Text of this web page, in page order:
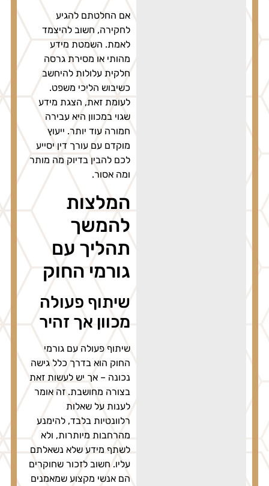
אם החלטתם להגיע
לחקירה, חשוב להיצמד
לאמת. השמטת מידע
מהותי או מסירת גרסה
חלקית עלולות להיחשב
כשיבוש הליכי משפט.
לעומת זאת, הצגת מידע
שגוי במכוון היא עבירה
חמורה עוד יותר. ייעוץ
מוקדם עם עורך דין יסייע
לכם להבין בדיוק מה מותר
ומה אסור.
המלצות
להמשך
תהליך עם
גורמי החוק
שיתוף פעולה
מכוון אך זהיר
שיתוף פעולה עם גורמי
החוק הוא בדרך כלל גישה
נכונה – אך יש לעשות זאת
בצורה מחושבת. זה אומר
לענות על שאלות
רלוונטיות בלבד, להימנע
מהרחבות מיותרות, ולא
לשתף מידע שלא נשאלתם
עליו. חשוב לזכור שחוקרים
הם אנשי מקצוע שמאמנים